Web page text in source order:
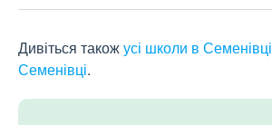
Дивіться такожусі школи в Семенівці
Семенівці.